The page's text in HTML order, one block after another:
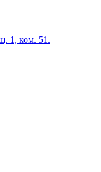
1, ком. 51.